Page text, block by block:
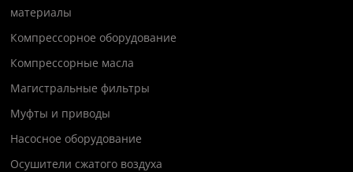
материалы
Компрессорное оборудование
Компрессорные масла
Магистральные фильтры
Муфты и приводы
Насосное оборудование
Осушители сжатого воздуха